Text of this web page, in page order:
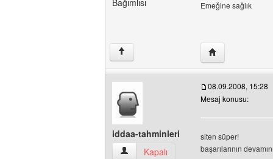
Bağımlısı
Emeğine sağlık
↑ Yazarın web
iddaa-tahminleri
iddaa-tahminleri Kullanıcının profilini
Kapalı
08.09.2008, 15:28
Mesaj konusu:
siten süper!
başarılarının